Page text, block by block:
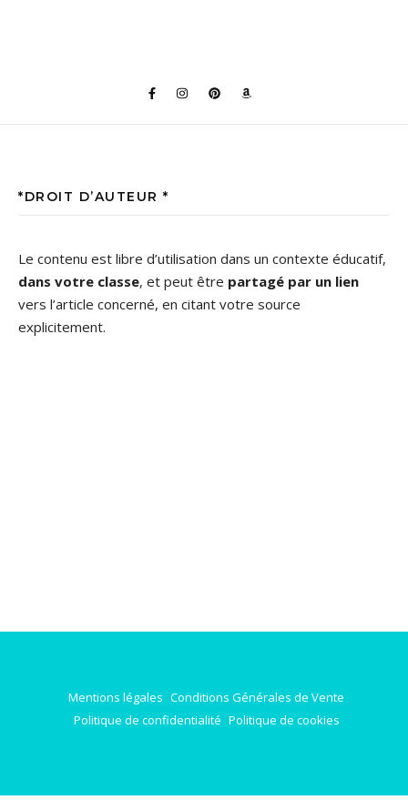
*DROIT D’AUTEUR *
Le contenu est libre d’utilisation dans un contexte éducatif,
dans votre classe, et peut être partagé par un lien
vers l’article concerné, en citant votre source
explicitement.
Mentions légales Conditions Générales de Vente
Politique de confidentialité Politique de cookies